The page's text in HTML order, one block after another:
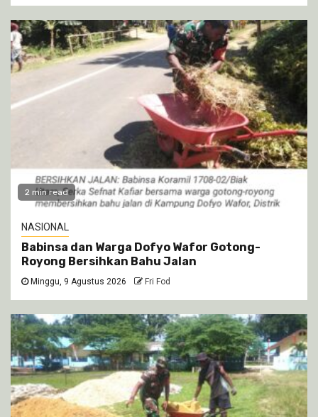
2 min read
NASIONAL
Babinsa dan Warga Dofyo Wafor Gotong-
Royong Bersihkan Bahu Jalan
Minggu, 9 Agustus 2026 Fri Fod